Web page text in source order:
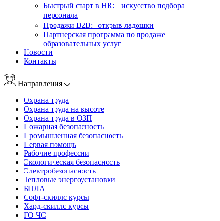
Быстрый старт в HR: искусство подбора
персонала
Продажи B2B: открыв ладошки
Партнерская программа по продаже
образовательных услуг
Новости
Контакты
Направления
Охрана труда
Охрана труда на высоте
Охрана труда в ОЗП
Пожарная безопасность
Промышленная безопасность
Первая помощь
Рабочие профессии
Экологическая безопасность
Электробезопасность
Тепловые энергоустановки
БПЛА
Софт-скиллс курсы
Хард-скиллс курсы
ГО ЧС